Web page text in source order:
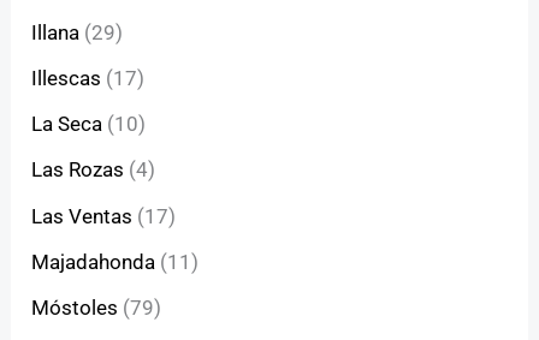
Illana (29)
Illescas (17)
La Seca (10)
Las Rozas (4)
Las Ventas (17)
Majadahonda (11)
Móstoles (79)